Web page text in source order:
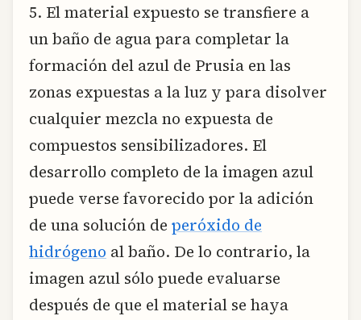
5. El material expuesto se transfiere a
un baño de agua para completar la
formación del azul de Prusia en las
zonas expuestas a la luz y para disolver
cualquier mezcla no expuesta de
compuestos sensibilizadores. El
desarrollo completo de la imagen azul
puede verse favorecido por la adición
de una solución de peróxido de
hidrógeno al baño. De lo contrario, la
imagen azul sólo puede evaluarse
después de que el material se haya